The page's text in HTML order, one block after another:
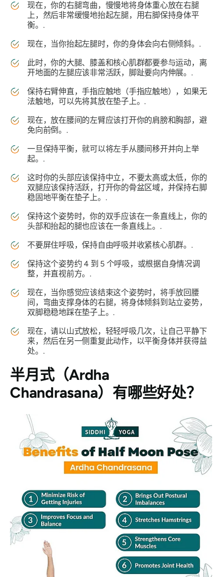
现在，你的右腿弯曲，慢慢地将身体重心放在右腿
上，然后非常缓慢地抬起左腿，用右脚保持身体平
衡。.
现在，当你抬起左腿时，你的身体会向右侧倾斜。.
此时，你的大腿、膝盖和核心肌群都要参与运动，离
开地面的左腿应该非常活跃，脚趾要向内伸展。.
保持右臂伸直，手指应触地（手指应触地），如果无
法触地，可以先将其放在垫子上。.
现在，放在腰间的左臂应该打开你的肩膀和胸部，避
免向前倒。.
一旦保持平衡，就可以将左手从腰间移开并向上举
起。.
这时你的头部应该保持中立，不要太高或太低，你的
双腿应该保持活跃，打开你的骨盆区域，并保持右脚
稳固地平衡在垫子上。.
保持这个姿势时，你的双手应该在一条直线上，你的
头部和抬起的腿也应该在一条直线上。.
不要屏住呼吸，保持自由呼吸并收紧核心肌群。.
保持这个姿势约 4 到 5 个呼吸，或根据自身情况调
整，并直视前方。.
现在，当你感觉应该结束这个姿势时，将手放回腰
间，弯曲支撑身体的右腿，将身体倾斜到站立姿势，
双脚稳稳地踩在垫子上。.
现在，请以山式放松，轻轻呼吸几次，让自己平静下
来，然后在另一侧重复此动作，以平衡身体并获得益
处。.
半月式（Ardha
Chandrasana） 有哪些好处？